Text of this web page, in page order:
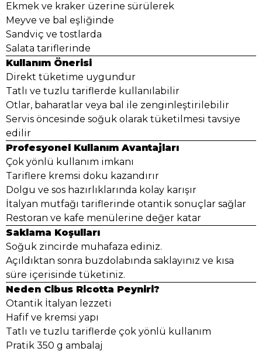
Ekmek ve kraker üzerine sürülerek
Meyve ve bal eşliğinde
Sandviç ve tostlarda
Salata tariflerinde
Kullanım Önerisi
Direkt tüketime uygundur
Tatlı ve tuzlu tariflerde kullanılabilir
Otlar, baharatlar veya bal ile zenginleştirilebilir
Servis öncesinde soğuk olarak tüketilmesi tavsiye
edilir
Profesyonel Kullanım Avantajları
Çok yönlü kullanım imkanı
Tariflere kremsi doku kazandırır
Dolgu ve sos hazırlıklarında kolay karışır
İtalyan mutfağı tariflerinde otantik sonuçlar sağlar
Restoran ve kafe menülerine değer katar
Saklama Koşulları
Soğuk zincirde muhafaza ediniz.
Açıldıktan sonra buzdolabında saklayınız ve kısa
süre içerisinde tüketiniz.
Neden Cibus Ricotta Peyniri?
Otantik İtalyan lezzeti
Hafif ve kremsi yapı
Tatlı ve tuzlu tariflerde çok yönlü kullanım
Pratik 350 g ambalaj